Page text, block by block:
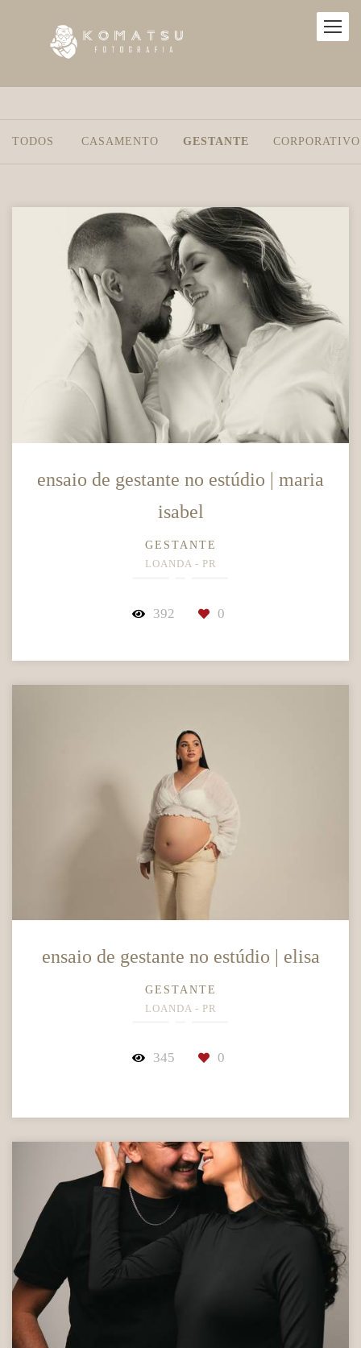
TODOS CASAMENTO GESTANTE CORPORATIVO
ensaio de gestante no estúdio | maria
isabel
GESTANTE
LOANDA - PR
392 0
ensaio de gestante no estúdio | elisa
GESTANTE
LOANDA - PR
345 0